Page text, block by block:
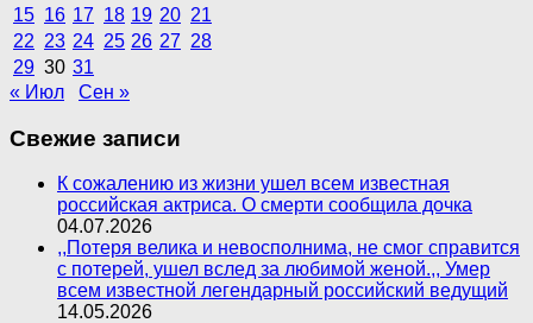
15 16 17 18 19 20 21
22 23 24 25 26 27 28
29 30 31
« Июл
Сен »
Свежие записи
К сожалению из жизни ушел всем известная
российская актриса. О смерти сообщила дочка
04.07.2026
,,Потеря велика и невосполнима, не смог справится
с потерей, ушел вслед за любимой женой.,, Умер
всем известной легендарный российский ведущий
14.05.2026